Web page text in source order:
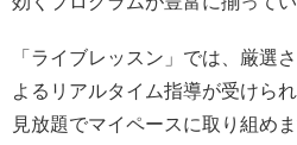
「ライブレッスン」では、厳選
よるリアルタイム指導が受けら
見放題でマイペースに取り組め